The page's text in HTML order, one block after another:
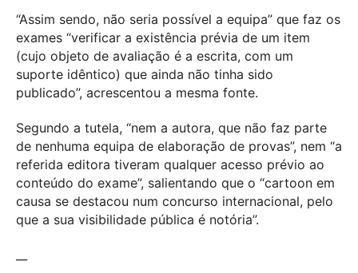
“Assim sendo, não seria possível a equipa” que faz os
exames “verificar a existência prévia de um item
(cujo objeto de avaliação é a escrita, com um
suporte idêntico) que ainda não tinha sido
publicado”, acrescentou a mesma fonte.
Segundo a tutela, “nem a autora, que não faz parte
de nenhuma equipa de elaboração de provas”, nem “a
referida editora tiveram qualquer acesso prévio ao
conteúdo do exame”, salientando que o “cartoon em
causa se destacou num concurso internacional, pelo
que a sua visibilidade pública é notória”.